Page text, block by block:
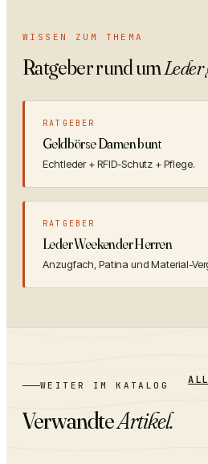
WISSEN ZUM THEMA
Ratgeber rund umLeder
RATGEBER
Geldbörse Damen bunt
Echtleder + RFID-Schutz + Pflege.
RATGEBER
Leder Weekender Herren
Anzugfach, Patina und Material-
WEITER IM KATALOG
VerwandteArtikel.